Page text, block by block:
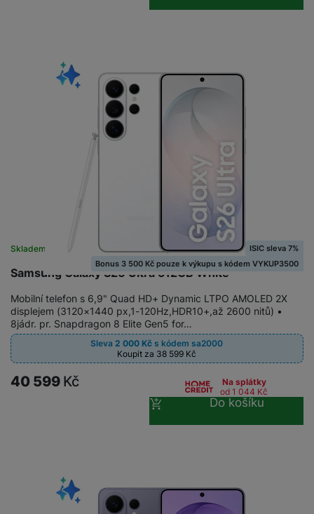
Samsung Galaxy S26 Ultra 512GB White
Skladem na 23 prodejnách
ISIC sleva 7%
Bonus 3 500 Kč pouze k výkupu s kódem VYKUP3500
Mobilní telefon s 6,9" Quad HD+ Dynamic LTPO AMOLED 2X
displejem (3120×1440 px,1-120Hz,HDR10+,až 2600 nitů) •
8jádr. pr. Snapdragon 8 Elite Gen5 for…
Sleva2 000Kč s kódemsa2000
Koupit za 38 599 Kč
40 599 Kč
Na splátky
od 1 044 Kč
Do košíku